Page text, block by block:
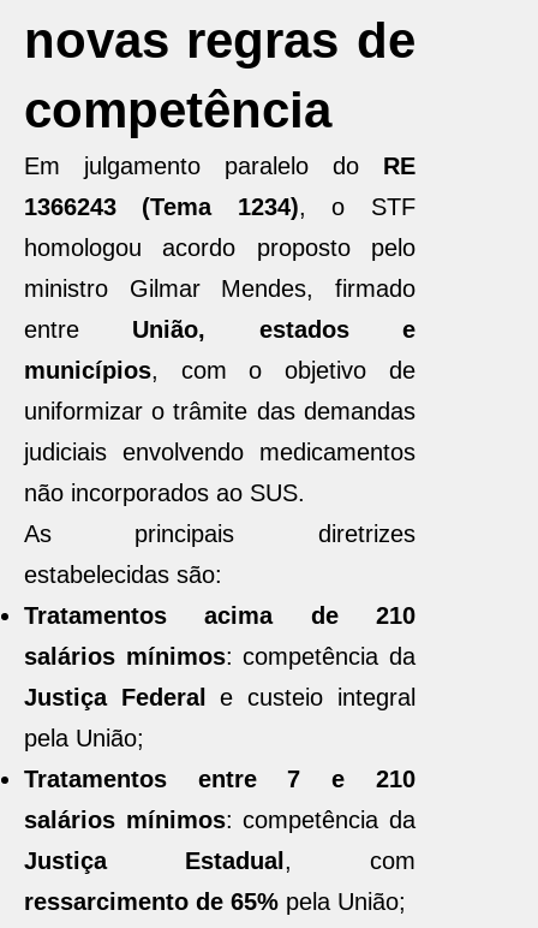
novas regras de
competência
Em julgamento paralelo do RE
1366243 (Tema 1234), o STF
homologou acordo proposto pelo
ministro Gilmar Mendes, firmado
entre União, estados e
municípios, com o objetivo de
uniformizar o trâmite das demandas
judiciais envolvendo medicamentos
não incorporados ao SUS.
As principais diretrizes
estabelecidas são:
Tratamentos acima de 210
salários mínimos: competência da
Justiça Federal
e custeio integral
pela União;
Tratamentos entre 7 e 210
salários mínimos: competência da
Justiça Estadual , com
ressarcimento de 65% pela União;